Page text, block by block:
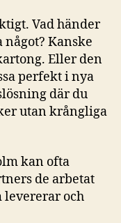
Vad händer
Kanske
Eller den
perfekt i nya
där du
utan krångliga
kan ofta
de arbetat
levererar och